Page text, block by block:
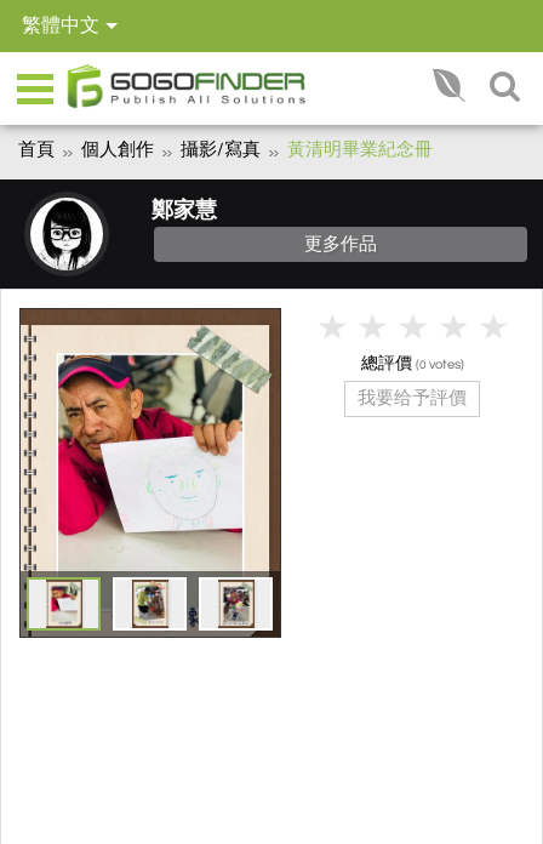
繁體中文
首頁 個人創作 攝影/寫真 黃清明畢業紀念冊
鄭家慧
更多作品
總評價 (0 votes)
我要给予評價